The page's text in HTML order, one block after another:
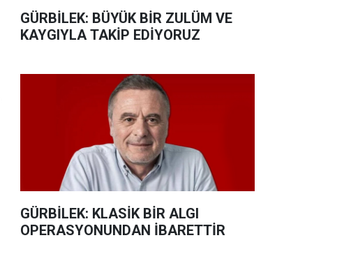
GÜRBİLEK: BÜYÜK BİR ZULÜM VE
KAYGIYLA TAKİP EDİYORUZ
GÜRBİLEK: KLASİK BİR ALGI
OPERASYONUNDAN İBARETTİR